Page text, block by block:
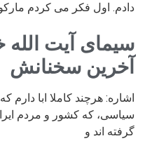
دادم. اول فکر می کردم
سیمای آیت الله
آخرین سخنانش
اشاره: هرچند کاملا ابا
سیاسی، که کشور و مردم
گرفته اند و